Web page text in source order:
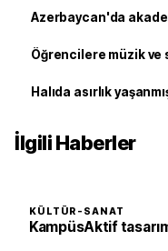
Azerbaycan'da
Öğrencilere müzik ve
Halıda asırlık
İlgili Haberler
KÜLTÜR-SANAT
KampüsAktif